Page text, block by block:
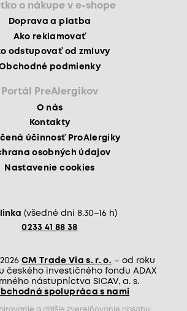
o nákupe v e-shope
Doprava a platba
Ako reklamovať
odstupovať od zmluvy
podmienky
Portál PreAlergikov
O nás
Kontakty
účinnosť ProAlergiky
osobných údajov
Nastavenie cookies
(všedné dni 8.30–16 h)
0233 41 88 38
CM Trade Via s. r. o. – od roku
českého investičného fondu ADAX
nástupníctva SICAV, a. s.
spolupráca s nami
a ďalšie zverejňovanie obsahu